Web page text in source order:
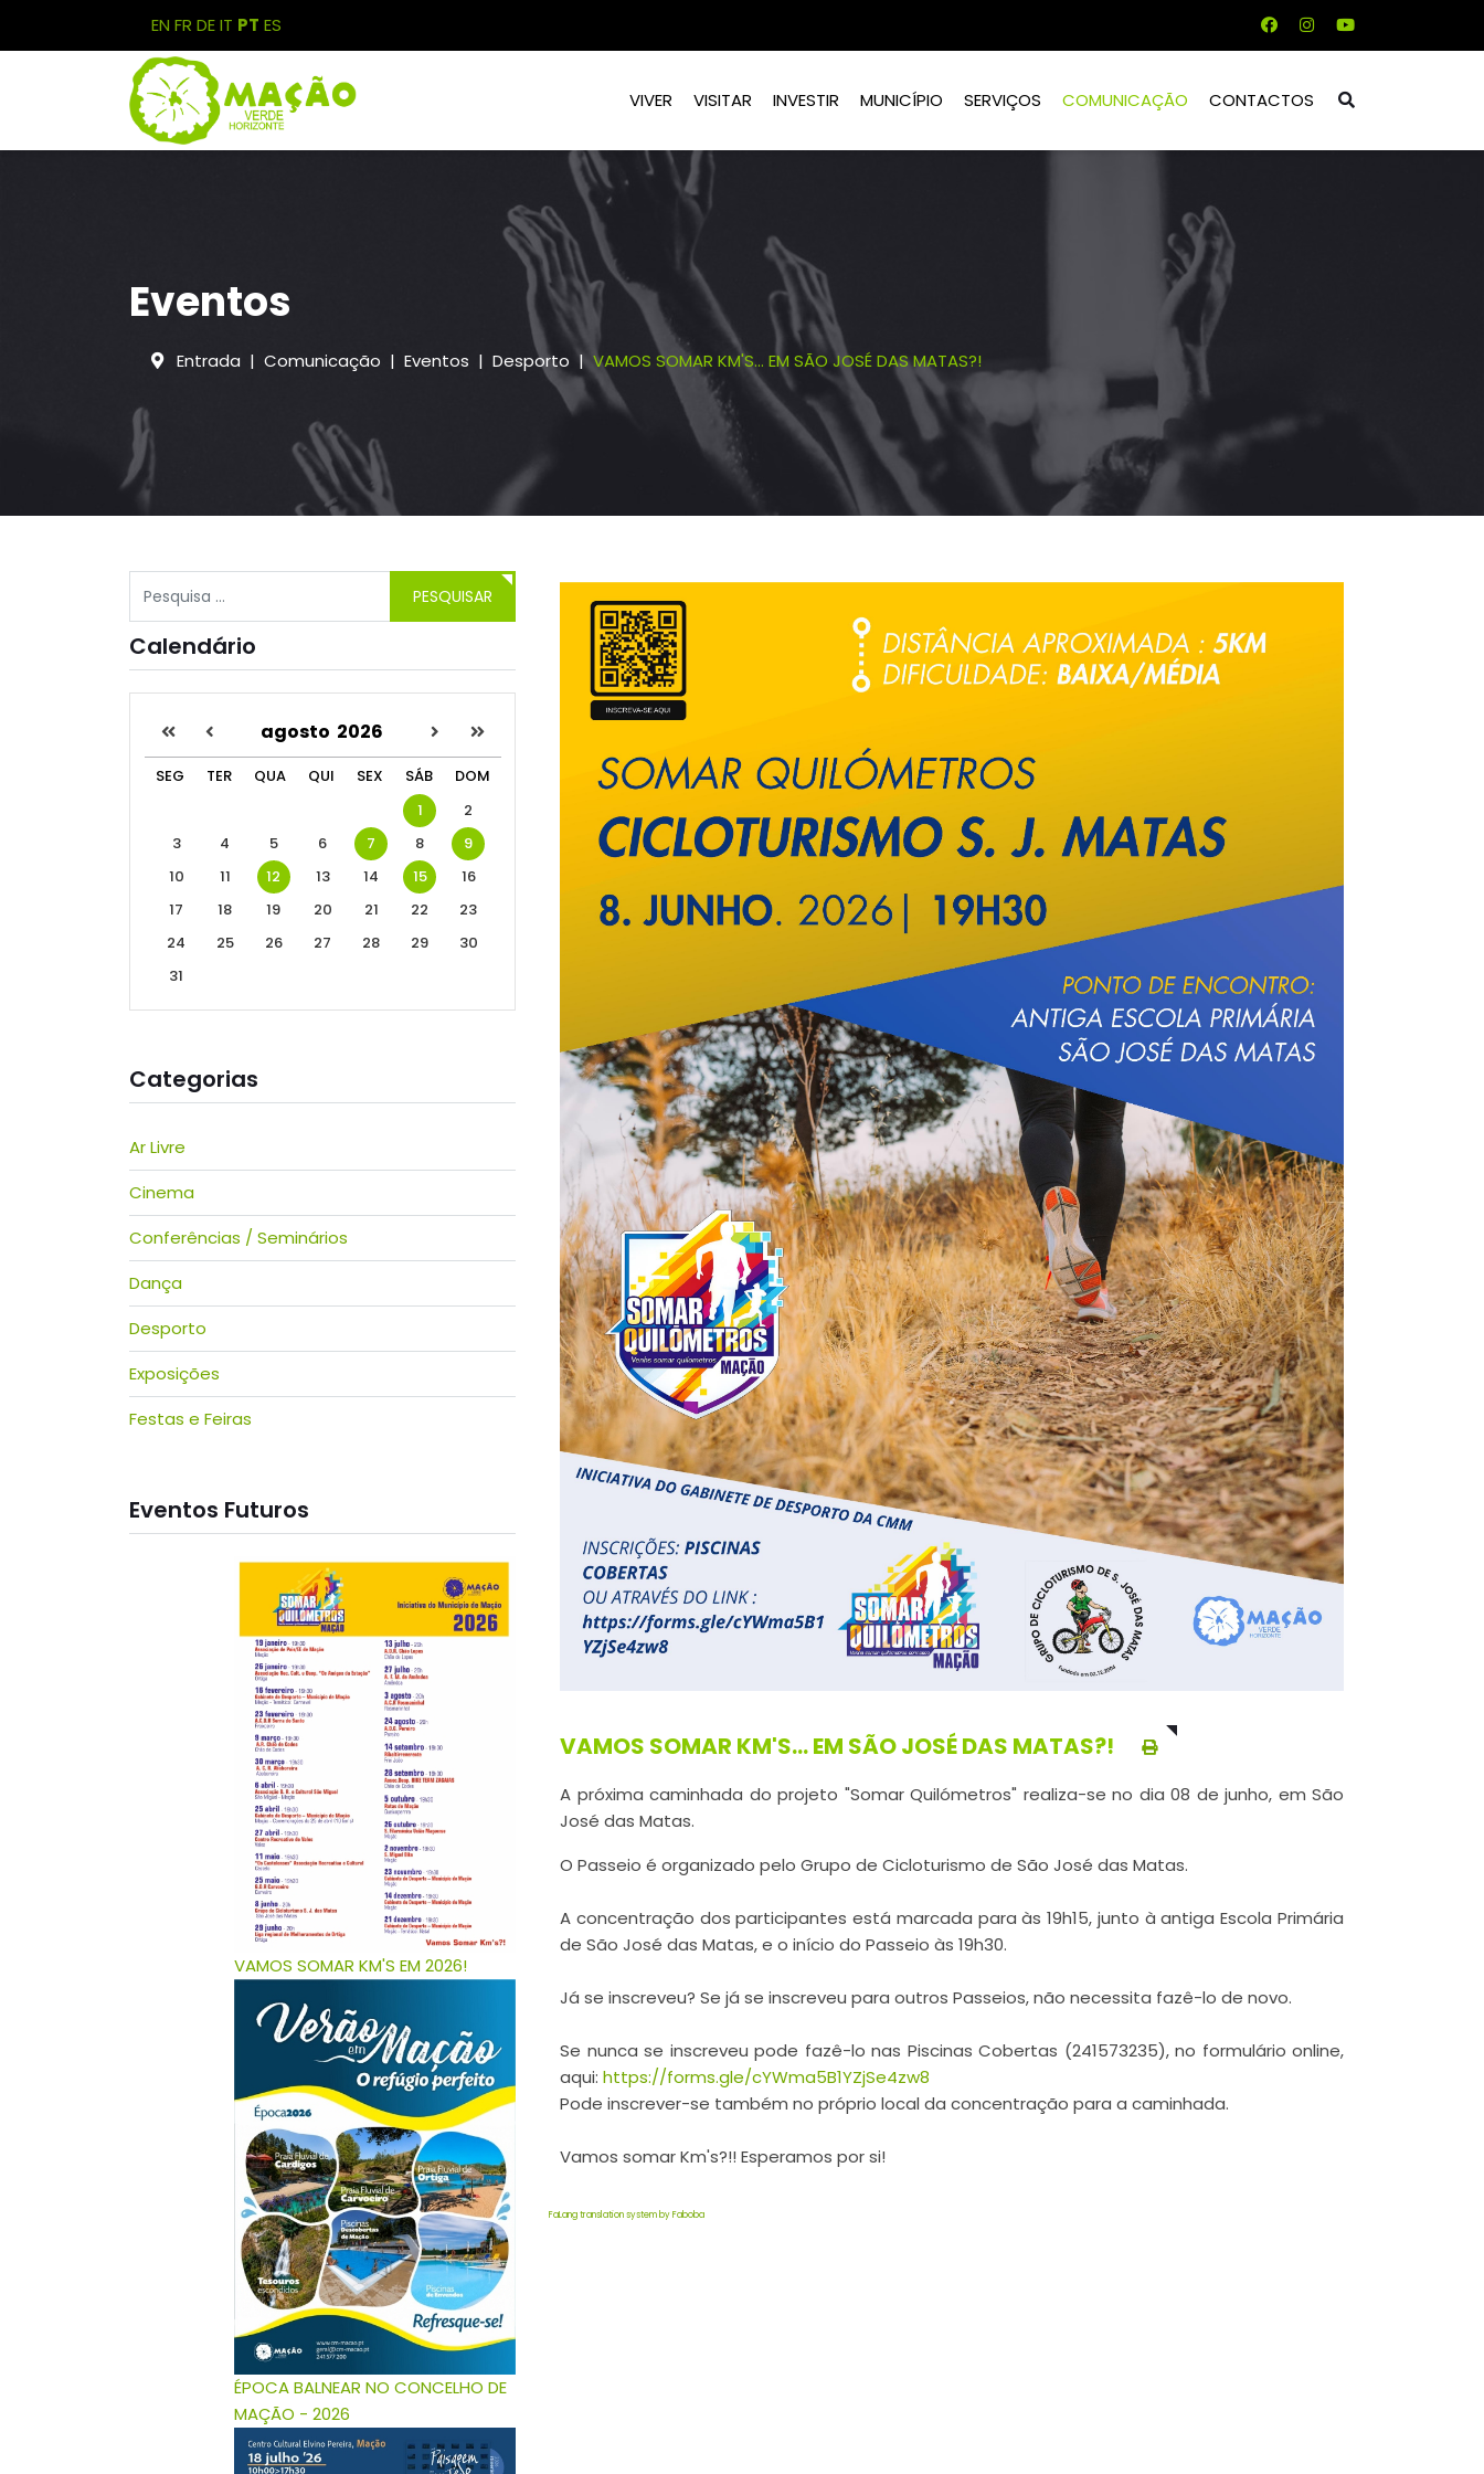
EN FR DEIT PT ES
VIVER VISITAR INVESTIR MUNICÍPIO SERVIÇOS COMUNICAÇÃO CONTACTOS
Eventos
Entrada Comunicação Eventos Desporto VAMOS SOMAR KM'S... EM SÃO JOSÉ DAS MATAS?!
Type 2 or more characters for results.
PESQUISAR
Calendário
agosto 2026
SEG TER QUA QUI SEX SÁB
DOM
1
2
3
4 5 6 7 8
9
10
11 12 13 14 15
16
17
18 19 20 21 22
23
24
25 26 27 28 29
30
31
Categorias
Ar Livre
Cinema
Conferências / Seminários
Dança
Desporto
Exposições
Festas e Feiras
Eventos Futuros
VAMOS SOMAR KM'S EM 2026!
ÉPOCA BALNEAR NO CONCELHO DE
MAÇÃO - 2026
VAMOS SOMAR KM'S... EM SÃO JOSÉ DAS MATAS?!
A próxima caminhada do projeto "Somar Quilómetros" realiza-se no dia 08 de junho, em São
José das Matas.
O Passeio é organizado pelo Grupo de Cicloturismo de São José das Matas.
A concentração dos participantes está marcada para às 19h15, junto à antiga Escola Primária
de São José das Matas, e o início do Passeio às 19h30.
Já se inscreveu? Se já se inscreveu para outros Passeios, não necessita fazê-lo de novo.
Se nunca se inscreveu pode fazê-lo nas Piscinas Cobertas (241573235), no formulário online,
aqui: https://forms.gle/cYWma5B1YZjSe4zw8
Pode inscrever-se também no próprio local da concentração para a caminhada.
Vamos somar Km's?!! Esperamos por si!
FaLang translation system by Faboba